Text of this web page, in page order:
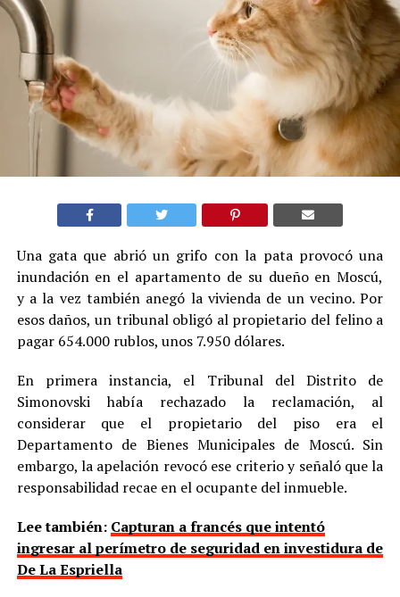
Una gata que abrió un grifo con la pata provocó una
inundación en el apartamento de su dueño en Moscú,
y a la vez también anegó la vivienda de un vecino. Por
esos daños, un tribunal obligó al propietario del felino a
pagar 654.000 rublos, unos 7.950 dólares.
En primera instancia, el Tribunal del Distrito de
Simonovski había rechazado la reclamación, al
considerar que el propietario del piso era el
Departamento de Bienes Municipales de Moscú. Sin
embargo, la apelación revocó ese criterio y señaló que la
responsabilidad recae en el ocupante del inmueble.
Lee también: Capturan a francés que intentó
ingresar al perímetro de seguridad en investidura de
De La Espriella